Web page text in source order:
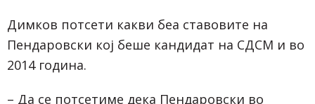
Димков потсети какви беа ставовите на
Пендаровски кој беше кандидат на СДСМ и во
2014 година.
– Да се потсетиме дека Пендаровски во